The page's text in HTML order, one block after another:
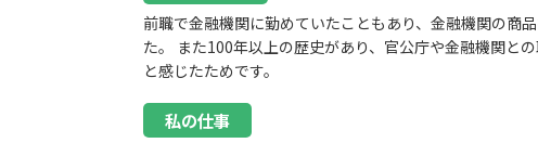
前職で金融機関に勤めていたこともあり、金融機関の商
た。 また100年以上の歴史があり、官公庁や金融機関と
と感じたためです。
私の仕事